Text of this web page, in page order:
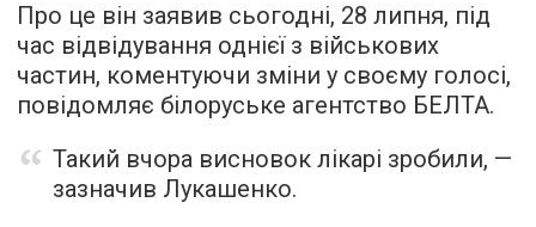
Про це він заявив сьогодні, 28 липня, під
час відвідування однієї з військових
частин, коментуючи зміни у своєму голосі,
повідомляє білоруське агентство БЕЛТА.
Такий вчора висновок лікарі зробили, —
зазначив Лукашенко.